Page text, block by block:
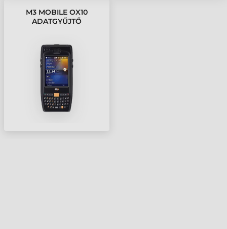
M3 MOBILE OX10
ADATGYŰJTŐ